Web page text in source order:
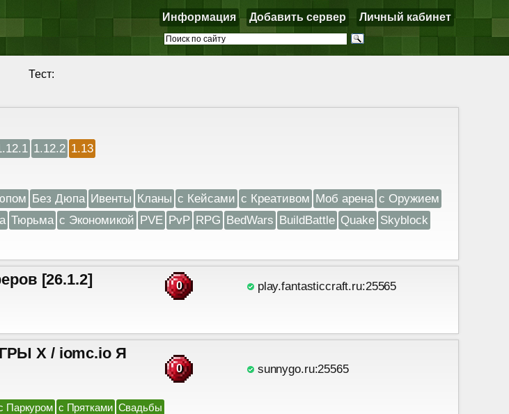
Информация Добавить сервер Личный кабинет
Тест:
1.12.2 1.13
Без Дюпа Ивенты Кланы с Кейсами с Креативом Моб арена с Оружием
Тюрьма с Экономикой PVE PvP RPG BedWars BuildBattle Quake Skyblock
[26.1.2] 0 play.fantasticcraft.ru:25565
X / iomc.io Я
0 sunnygo.ru:25565
Паркуром с Прятками Свадьбы